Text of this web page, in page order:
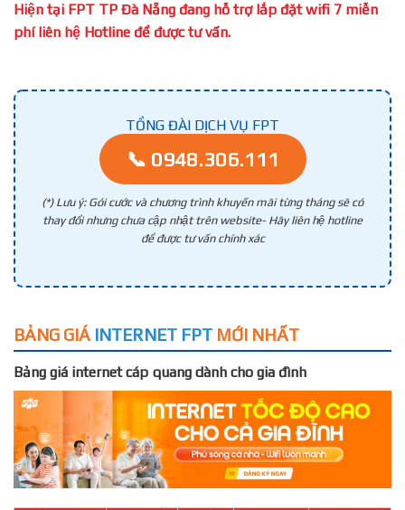
Hiện tại FPT TP Đà Nẵng đang hỗ trợ lắp đặt wifi 7 miễn
phí liên hệ Hotline để được tư vấn.
TỔNG ĐÀI DỊCH VỤ FPT
📞 0948.306.111
(*) Lưu ý: Gói cước và chương trình khuyến mãi từng tháng sẽ có
thay đổi nhưng chưa cập nhật trên website- Hãy liên hệ hotline
để được tư vấn chính xác
BẢNG GIÁ INTERNET FPT MỚI NHẤT
Bảng giá internet cáp quang dành cho gia đình